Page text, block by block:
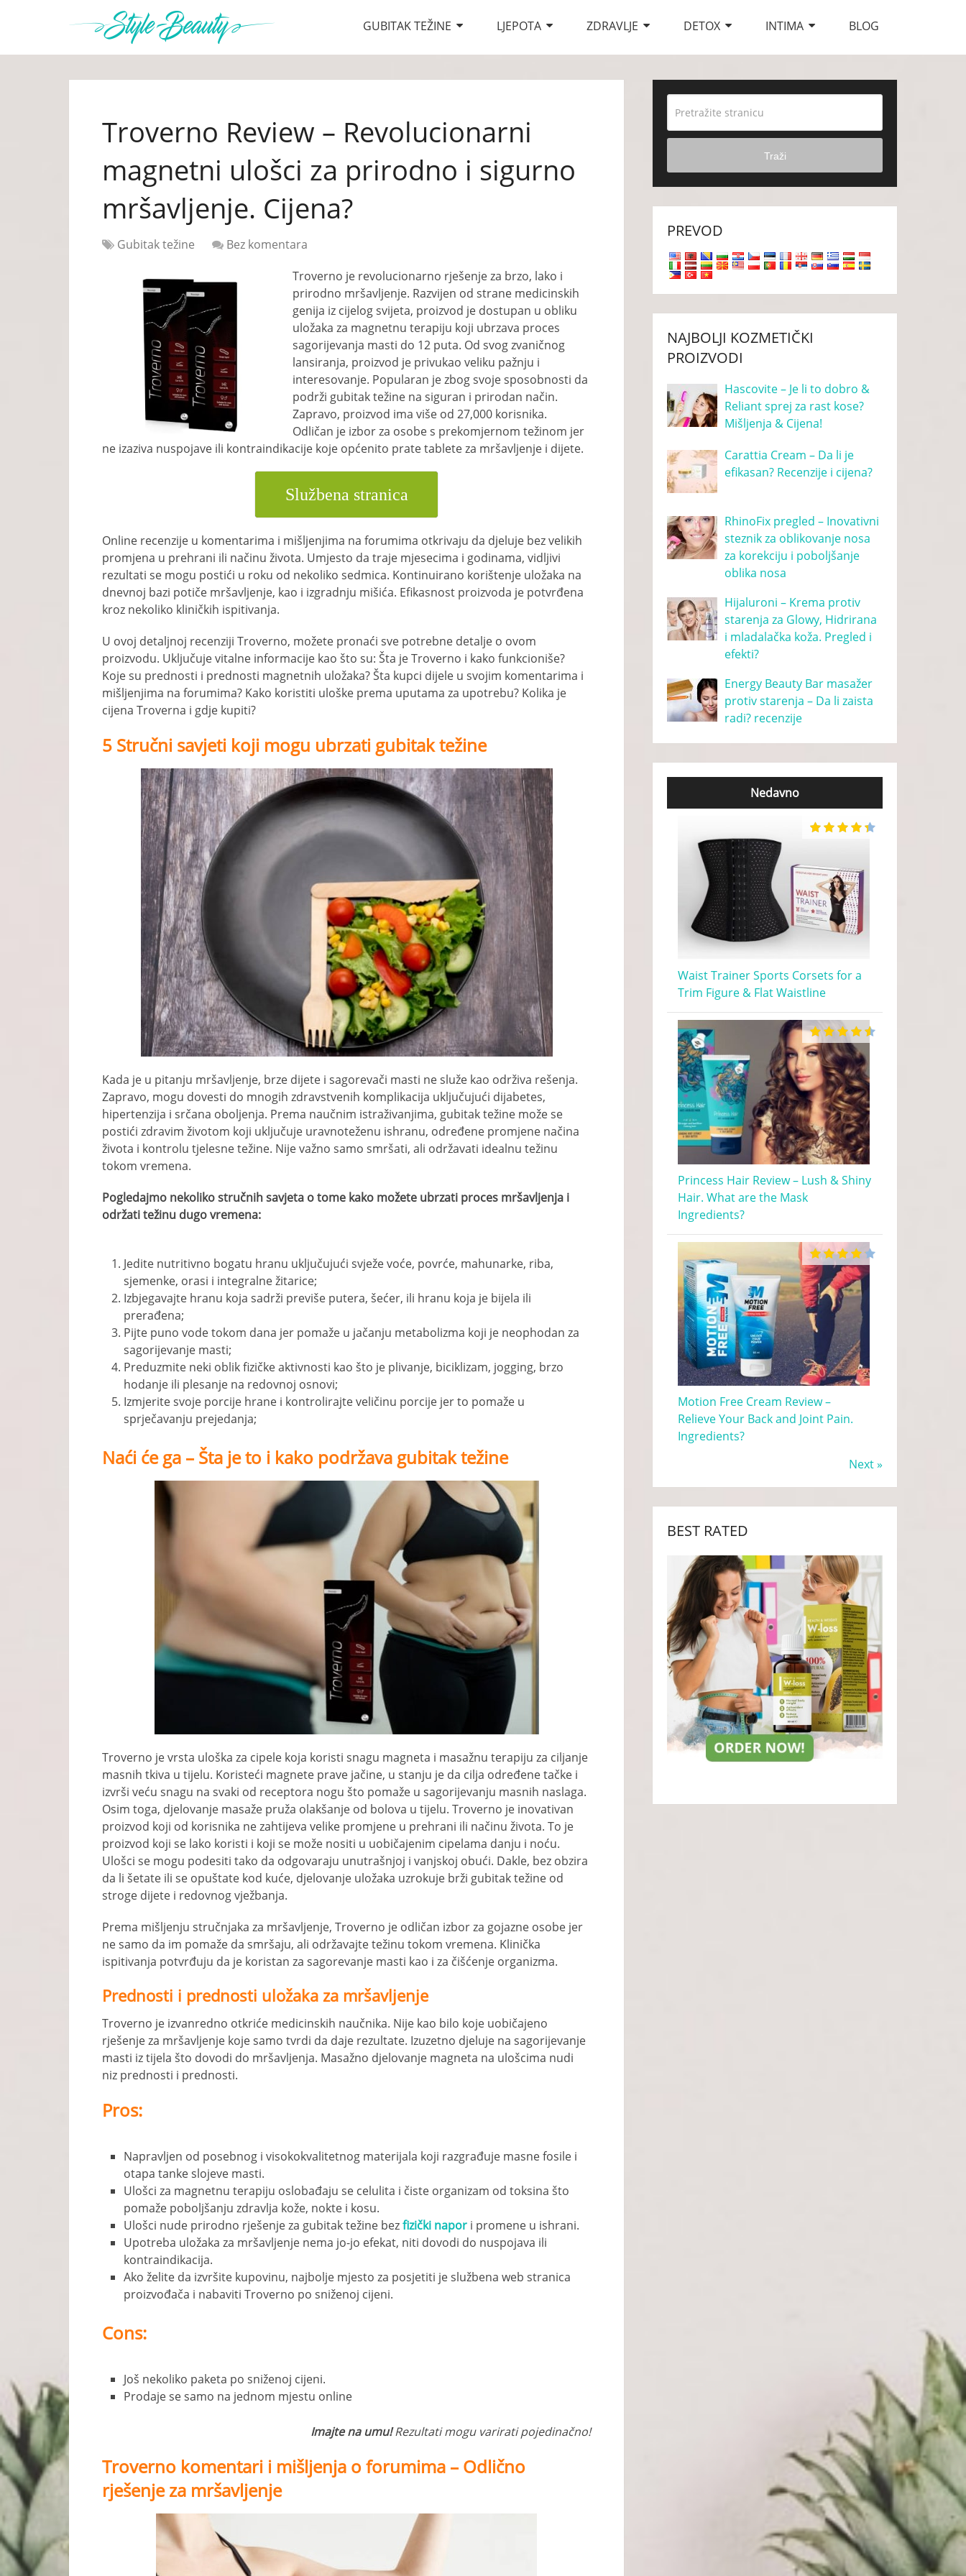
GUBITAK TEŽINE LJEPOTA ZDRAVLJE DETOX INTIMA BLOG
Troverno Review – Revolucionarni
magnetni ulošci za prirodno i sigurno
mršavljenje. Cijena?
Gubitak težine
Bez komentara
Troverno je revolucionarno rješenje za brzo, lako i
prirodno mršavljenje. Razvijen od strane medicinskih
genija iz cijelog svijeta, proizvod je dostupan u obliku
uložaka za magnetnu terapiju koji ubrzava proces
sagorijevanja masti do 12 puta. Od svog zvaničnog
lansiranja, proizvod je privukao veliku pažnju i
interesovanje. Popularan je zbog svoje sposobnosti da
podrži gubitak težine na siguran i prirodan način.
Zapravo, proizvod ima više od 27,000 korisnika.
Odličan je izbor za osobe s prekomjernom težinom jer
ne izaziva nuspojave ili kontraindikacije koje općenito prate tablete za mršavljenje i dijete.
Službena stranica
Online recenzije u komentarima i mišljenjima na forumima otkrivaju da djeluje bez velikih
promjena u prehrani ili načinu života. Umjesto da traje mjesecima i godinama, vidljivi
rezultati se mogu postići u roku od nekoliko sedmica. Kontinuirano korištenje uložaka na
dnevnoj bazi potiče mršavljenje, kao i izgradnju mišića. Efikasnost proizvoda je potvrđena
kroz nekoliko kliničkih ispitivanja.
U ovoj detaljnoj recenziji Troverno, možete pronaći sve potrebne detalje o ovom
proizvodu. Uključuje vitalne informacije kao što su: Šta je Troverno i kako funkcioniše?
Koje su prednosti i prednosti magnetnih uložaka? Šta kupci dijele u svojim komentarima i
mišljenjima na forumima? Kako koristiti uloške prema uputama za upotrebu? Kolika je
cijena Troverna i gdje kupiti?
5 Stručni savjeti koji mogu ubrzati gubitak težine
Kada je u pitanju mršavljenje, brze dijete i sagorevači masti ne služe kao održiva rešenja.
Zapravo, mogu dovesti do mnogih zdravstvenih komplikacija uključujući dijabetes,
hipertenzija i srčana oboljenja. Prema naučnim istraživanjima, gubitak težine može se
postići zdravim životom koji uključuje uravnoteženu ishranu, određene promjene načina
života i kontrolu tjelesne težine. Nije važno samo smršati, ali održavati idealnu težinu
tokom vremena.
Pogledajmo nekoliko stručnih savjeta o tome kako možete ubrzati proces mršavljenja i
održati težinu dugo vremena:
Jedite nutritivno bogatu hranu uključujući svježe voće, povrće, mahunarke, riba,
sjemenke, orasi i integralne žitarice;
Izbjegavajte hranu koja sadrži previše putera, šećer, ili hranu koja je bijela ili
prerađena;
Pijte puno vode tokom dana jer pomaže u jačanju metabolizma koji je neophodan za
sagorijevanje masti;
Preduzmite neki oblik fizičke aktivnosti kao što je plivanje, biciklizam, jogging, brzo
hodanje ili plesanje na redovnoj osnovi;
Izmjerite svoje porcije hrane i kontrolirajte veličinu porcije jer to pomaže u
sprječavanju prejedanja;
Naći će ga – Šta je to i kako podržava gubitak težine
Troverno je vrsta uloška za cipele koja koristi snagu magneta i masažnu terapiju za ciljanje
masnih tkiva u tijelu. Koristeći magnete prave jačine, u stanju je da cilja određene tačke i
izvrši veću snagu na svaki od receptora nogu što pomaže u sagorijevanju masnih naslaga.
Osim toga, djelovanje masaže pruža olakšanje od bolova u tijelu. Troverno je inovativan
proizvod koji od korisnika ne zahtijeva velike promjene u prehrani ili načinu života. To je
proizvod koji se lako koristi i koji se može nositi u uobičajenim cipelama danju i noću.
Ulošci se mogu podesiti tako da odgovaraju unutrašnjoj i vanjskoj obući. Dakle, bez obzira
da li šetate ili se opuštate kod kuće, djelovanje uložaka uzrokuje brži gubitak težine od
stroge dijete i redovnog vježbanja.
Prema mišljenju stručnjaka za mršavljenje, Troverno je odličan izbor za gojazne osobe jer
ne samo da im pomaže da smršaju, ali održavajte težinu tokom vremena. Klinička
ispitivanja potvrđuju da je koristan za sagorevanje masti kao i za čišćenje organizma.
Prednosti i prednosti uložaka za mršavljenje
Troverno je izvanredno otkriće medicinskih naučnika. Nije kao bilo koje uobičajeno
rješenje za mršavljenje koje samo tvrdi da daje rezultate. Izuzetno djeluje na sagorijevanje
masti iz tijela što dovodi do mršavljenja. Masažno djelovanje magneta na ulošcima nudi
niz prednosti i prednosti.
Pros:
Napravljen od posebnog i visokokvalitetnog materijala koji razgrađuje masne fosile i
otapa tanke slojeve masti.
Ulošci za magnetnu terapiju oslobađaju se celulita i čiste organizam od toksina što
pomaže poboljšanju zdravlja kože, nokte i kosu.
Ulošci nude prirodno rješenje za gubitak težine bezfizički napor i promene u ishrani.
Upotreba uložaka za mršavljenje nema jo-jo efekat, niti dovodi do nuspojava ili
kontraindikacija.
Ako želite da izvršite kupovinu, najbolje mjesto za posjetiti je službena web stranica
proizvođača i nabaviti Troverno po sniženoj cijeni.
Cons:
Još nekoliko paketa po sniženoj cijeni.
Prodaje se samo na jednom mjestu online
Imajte na umu!Rezultati mogu varirati pojedinačno!
Troverno komentari i mišljenja o forumima – Odlično
rješenje za mršavljenje
Traži
PREVOD
NAJBOLJI KOZMETIČKI
PROIZVODI
Hascovite – Je li to dobro &
Reliant sprej za rast kose?
Mišljenja & Cijena!
Carattia Cream – Da li je
efikasan? Recenzije i cijena?
RhinoFix pregled – Inovativni
steznik za oblikovanje nosa
za korekciju i poboljšanje
oblika nosa
Hijaluroni – Krema protiv
starenja za Glowy, Hidrirana
i mladalačka koža. Pregled i
efekti?
Energy Beauty Bar masažer
protiv starenja – Da li zaista
radi? recenzije
Nedavno
Waist Trainer Sports Corsets for a
Trim Figure & Flat Waistline
Princess Hair Review – Lush & Shiny
Hair. What are the Mask
Ingredients?
Motion Free Cream Review –
Relieve Your Back and Joint Pain.
Ingredients?
Next »
BEST RATED